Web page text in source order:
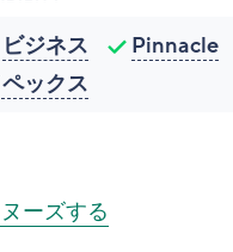
ビジネス
Pinnacle
ックス
ーズする